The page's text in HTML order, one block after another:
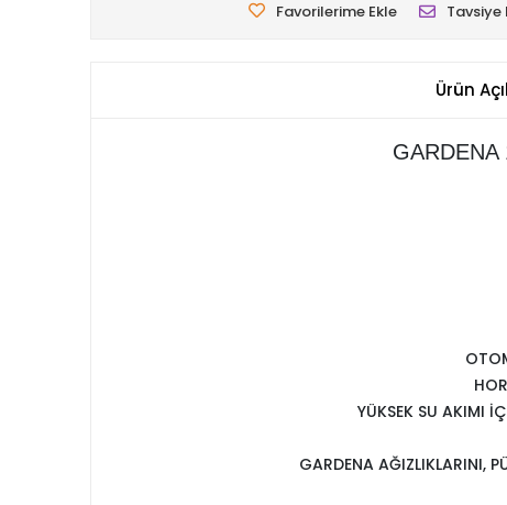
Favorilerime Ekle Tavsiye
Ürün
YÜKSEK SU AKIMI
GARDENA AĞIZLIKLARINI,